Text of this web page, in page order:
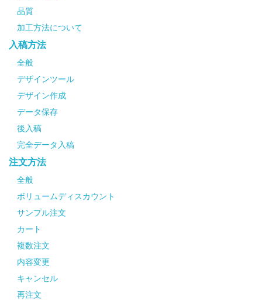
品質
加工方法について
入稿方法
全般
デザインツール
デザイン作成
データ保存
後入稿
完全データ入稿
注文方法
全般
ボリュームディスカウント
サンプル注文
カート
複数注文
内容変更
キャンセル
再注文